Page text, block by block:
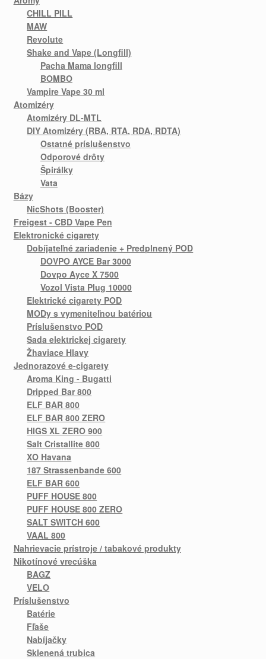
CHILL PILL
MAW
Revolute
Shake and Vape (Longfill)
Pacha Mama longfill
BOMBO
Vampire Vape 30 ml
Atomizéry
Atomizéry DL-MTL
DIY Atomizéry (RBA, RTA, RDA, RDTA)
Ostatné príslušenstvo
Odporové drôty
Špirálky
Vata
Bázy
NicShots (Booster)
Freigest - CBD Vape Pen
Elektronické cigarety
Dobíjateľné zariadenie + Predplnený POD
DOVPO AYCE Bar 3000
Dovpo Ayce X 7500
Vozol Vista Plug 10000
Elektrické cigarety POD
MODy s vymeniteľnou batériou
Príslušenstvo POD
Sada elektrickej cigarety
Žhaviace Hlavy
Jednorazové e-cigarety
Aroma King - Bugatti
Dripped Bar 800
ELF BAR 800
ELF BAR 800 ZERO
HIGS XL ZERO 900
Salt Cristallite 800
XO Havana
187 Strassenbande 600
ELF BAR 600
PUFF HOUSE 800
PUFF HOUSE 800 ZERO
SALT SWITCH 600
VAAL 800
Nahrievacie prístroje / tabakové produkty
Nikotínové vrecúška
BAGZ
VELO
Príslušenstvo
Batérie
Fľaše
Nabíjačky
Sklenená trubica